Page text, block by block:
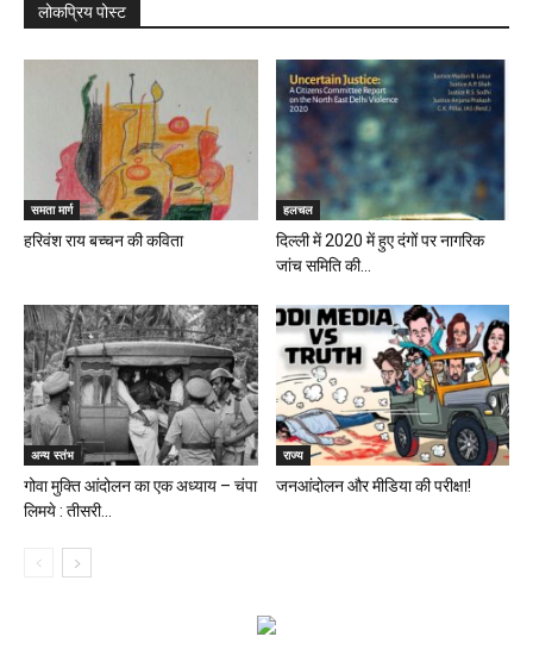
लोकप्रिय पोस्ट
समता मार्ग
हरिवंश राय बच्चन की कविता
हलचल
दिल्ली में 2020 में हुए दंगों पर नागरिक
जांच समिति की...
अन्य स्तंभ
गोवा मुक्ति आंदोलन का एक अध्याय – चंपा
लिमये : तीसरी...
राज्य
जनआंदोलन और मीडिया की परीक्षा!